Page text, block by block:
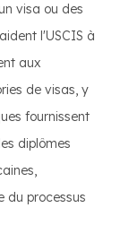
visa ou des
l'USCIS à
aux
de visas, y
fournissent
diplômes
du processus